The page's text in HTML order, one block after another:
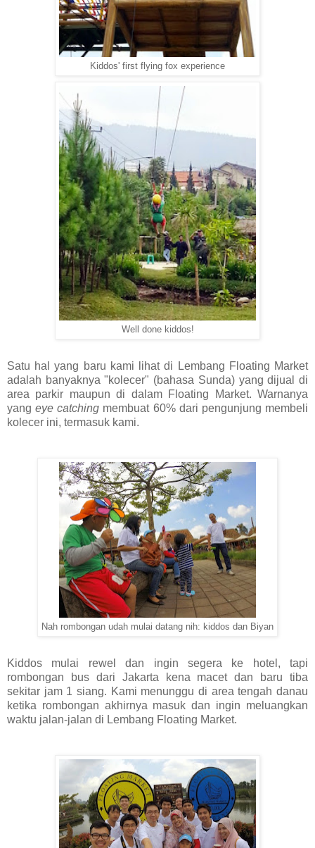
Kiddos' first flying fox experience
Well done kiddos!
Satu hal yang baru kami lihat di Lembang Floating Market
adalah banyaknya "kolecer" (bahasa Sunda) yang dijual di
area parkir maupun di dalam Floating Market. Warnanya
yangeye catching membuat 60% dari pengunjung membeli
kolecer ini, termasuk kami.
Nah rombongan udah mulai datang nih: kiddos dan Biyan
Kiddos mulai rewel dan ingin segera ke hotel, tapi
rombongan bus dari Jakarta kena macet dan baru tiba
sekitar jam 1 siang. Kami menunggu di area tengah danau
ketika rombongan akhirnya masuk dan ingin meluangkan
waktu jalan-jalan di Lembang Floating Market.